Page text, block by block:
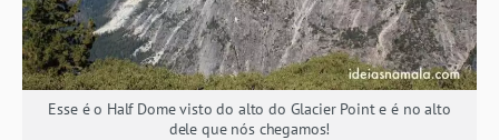
Esse é o Half Dome visto do alto do Glacier Point e é no alto
dele que nós chegamos!